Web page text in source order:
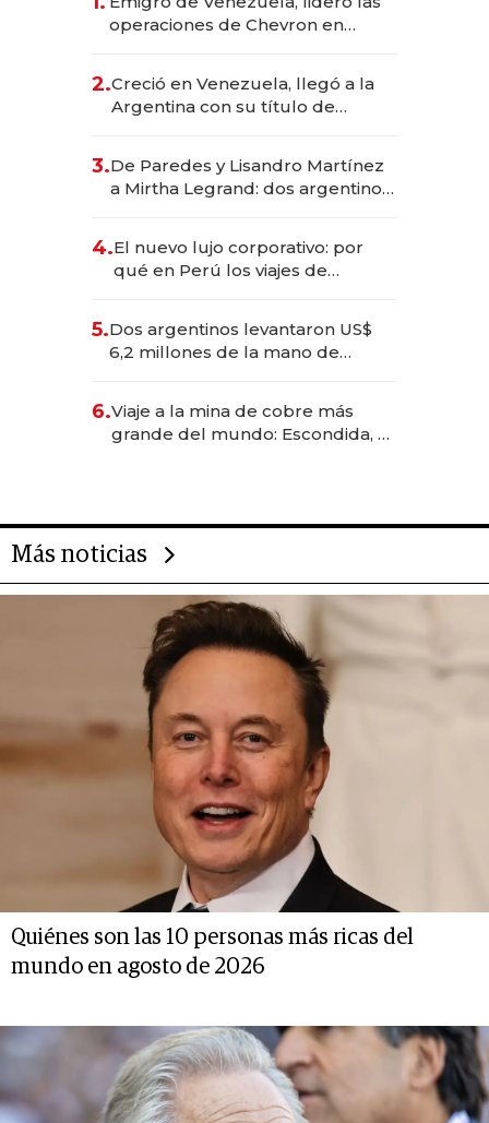
operaciones de Chevron en
2.Creció en Venezuela, llegó a la
Argentina con su título de
las marcas "fast premium"
3.De Paredes y Lisandro Martínez
a Mirtha Legrand: dos argentinos
4.El nuevo lujo corporativo: por
qué en Perú los viajes de
transformadoras
5.Dos argentinos levantaron US$
6,2 millones de la mano de
6.Viaje a la mina de cobre más
grande del mundo: Escondida, el
Más noticias
Quiénes son las 10 personas más ricas del
mundo en agosto de 2026